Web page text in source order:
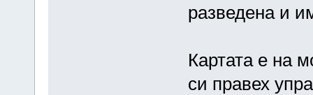
разведена и
Картата е на
си правех